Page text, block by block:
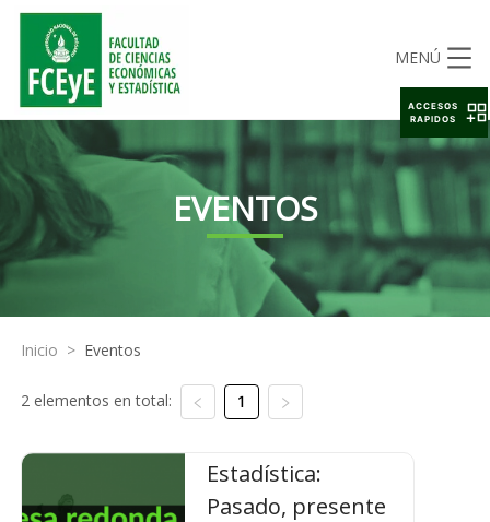
MENÚ
EVENTOS
Inicio > Eventos
2 elementos en total: 1
Estadística:
Pasado, presente
ACCESOS
RAPIDOS